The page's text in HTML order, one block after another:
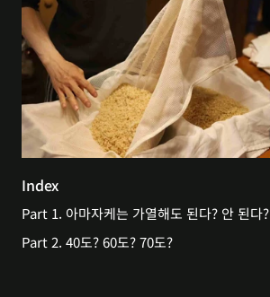
Index
Part 1. 아마자케는 가열해도 된다? 안 된다?
Part 2. 40도? 60도? 70도?